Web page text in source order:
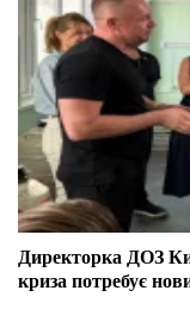
Директорка ДОЗ
криза потребує